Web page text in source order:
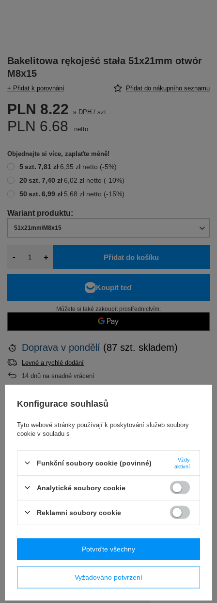
Bakelitowa rękojeść stała 51x21mm otwór
M8x15
+ Přidat k porovnání Přidat do nákupního seznamu
51x21mm/M8x15
- + Přidat do košíku
Můžete si také zakoupit prostřednictvím:
PLN 8.22 s DPH / szt.
PLN 6.68 netto
Objednejte si více, zaplaťte méně!
5szt. 7,81 zł6,35 zł netto (-5%)
20 szt. 7,40 zł6,02 zł netto (-10%)
50 szt. 6,99 zł 5,68 zł netto (-15%)
Doprava v pondělí (87 szt. skladem)
Levné a rychlé dodání
14 dnů na snadné vrácení
PODROBNOSTI NA
OSTATNIO CIĘ
INTERESOWAŁO
Konfigurace souhlasů
Tyto webové stránky používají k poskytování služeb soubory
cookie v souladu s
Funkční soubory cookie (povinné)
Vždy
aktivní
Analytické soubory cookie
Reklamní soubory cookie
Vyžadováno potvrzení
Potvrďte všechny